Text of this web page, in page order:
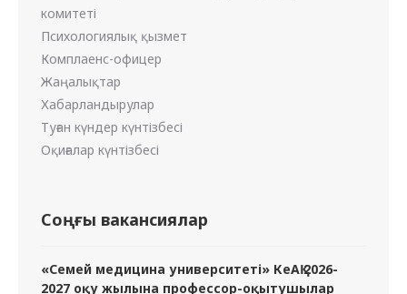
комитеті
Психологиялық қызмет
Комплаенс-офицер
Жаңалықтар
Хабарландырулар
Туған күндер күнтізбесі
Оқиғалар күнтізбесі
Соңғы вакансиялар
«Семей медицина университеті» КеАҚ 2026-
2027 оқу жылына профессор-оқытушылар